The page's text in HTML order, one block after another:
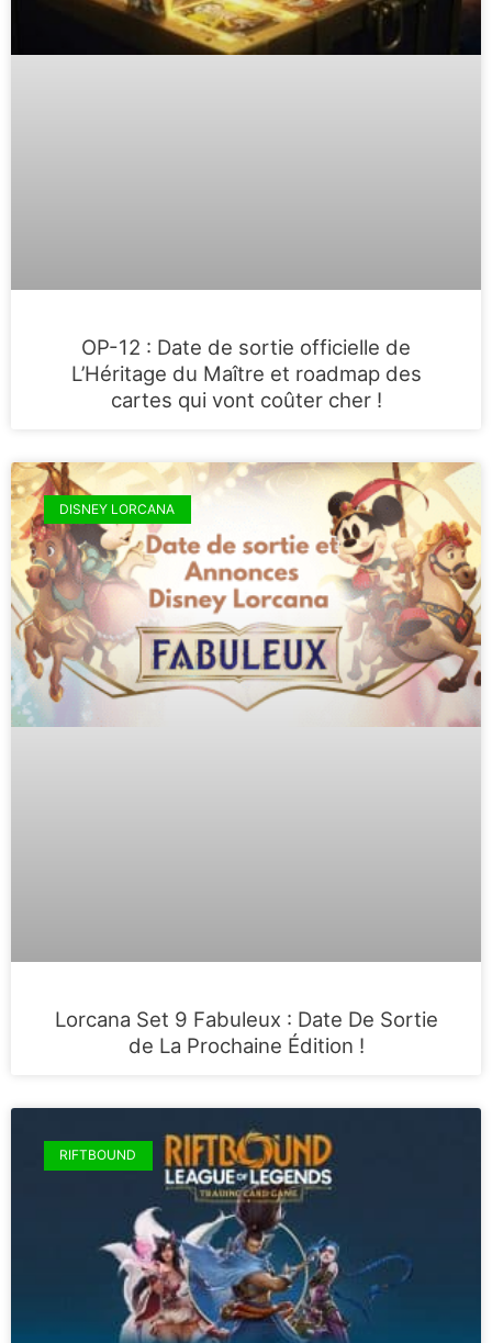
OP-12 : Date de sortie officielle de
L’Héritage du Maître et roadmap des
cartes qui vont coûter cher !
DISNEY LORCANA
Lorcana Set 9 Fabuleux : Date De Sortie
de La Prochaine Édition !
RIFTBOUND